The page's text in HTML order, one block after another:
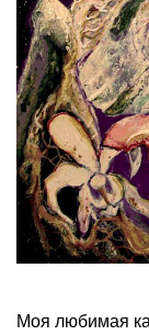
Моя любимая